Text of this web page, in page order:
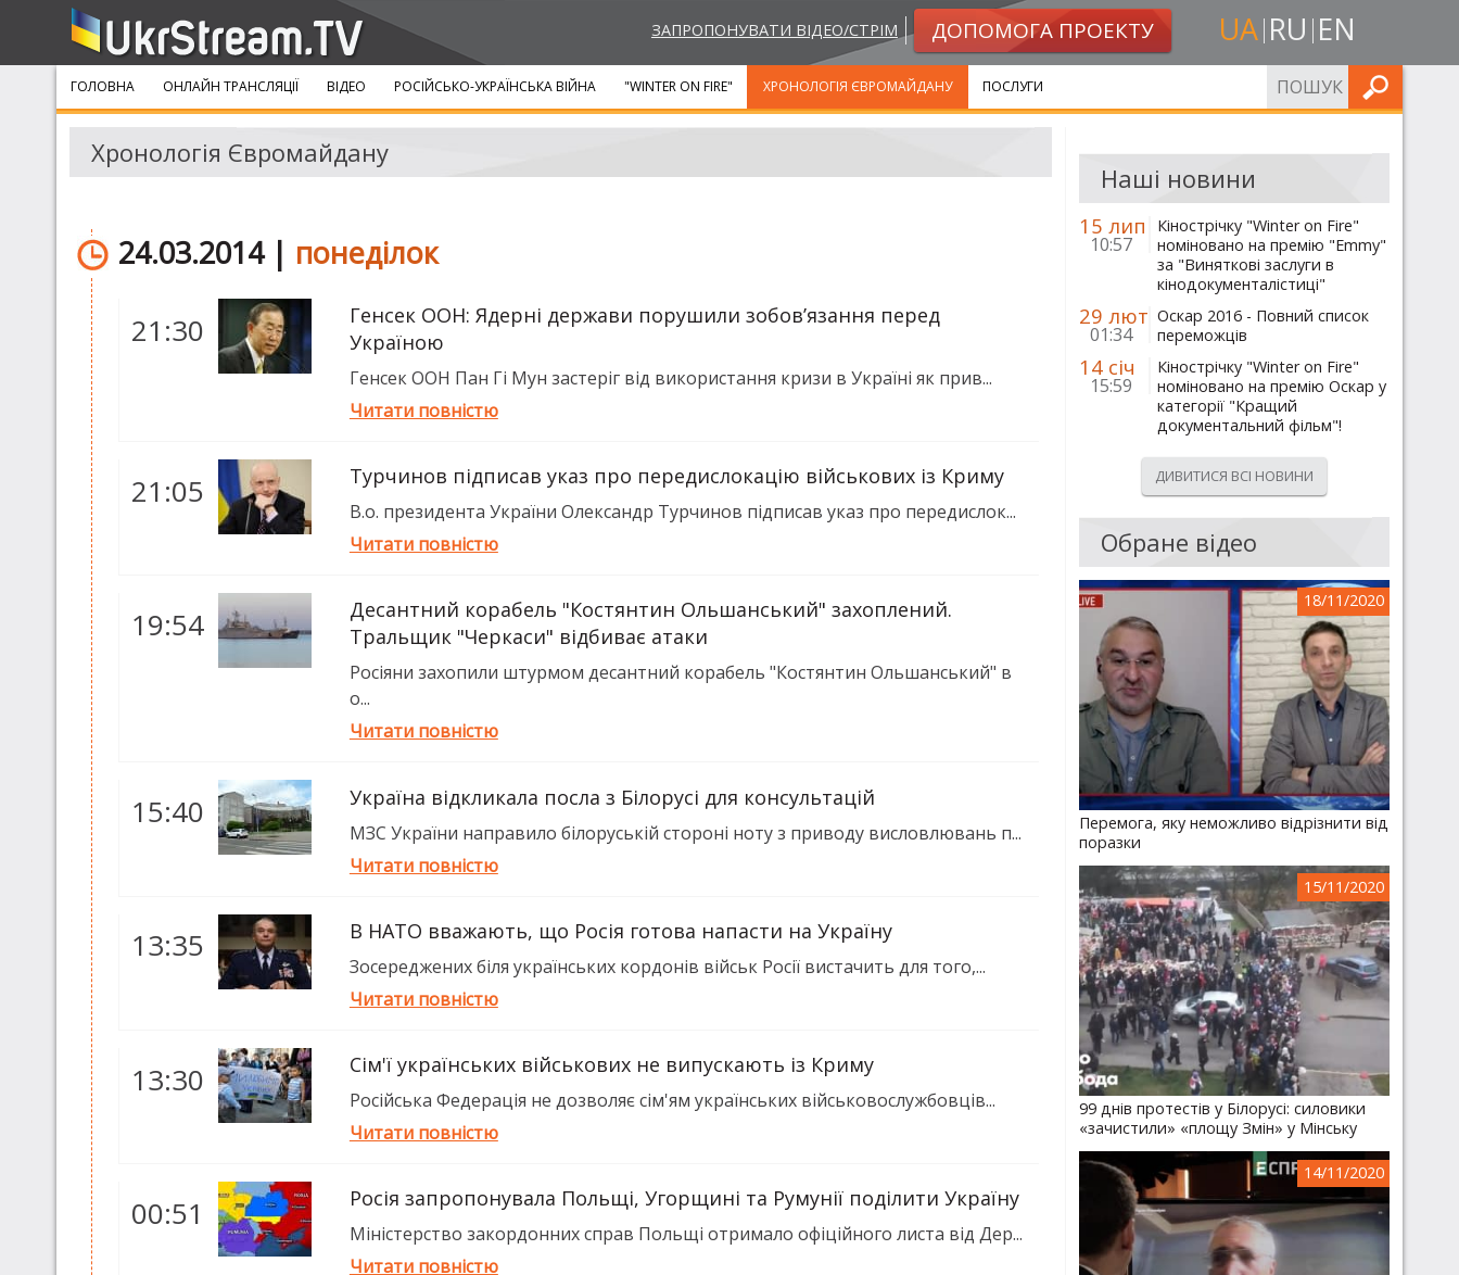
ЗАПРОПОНУВАТИ ВІДЕО/СТРІМ ДОПОМОГА ПРОЕКТУ UA RU EN
ГОЛОВНА ОНЛАЙН ТРАНСЛЯЦІЇ ВІДЕО РОСІЙСЬКО-УКРАЇНСЬКА ВІЙНА "WINTER ON FIRE" ХРОНОЛОГІЯ ЄВРОМАЙДАНУ ПОСЛУГИ ШУКАТИ
Хронологія Євромайдану
24.03.2014 | понеділок
21:30
Генсек ООН: Ядерні держави порушили зобов’язання перед
Україною
Генсек ООН Пан Гі Мун застеріг від використання кризи в Україні як прив...
Читати повністю
21:05 Турчинов підписав указ про передислокацію військових із Криму
В.о. президента України Олександр Турчинов підписав указ про передислок...
Читати повністю
19:54
Десантний корабель "Костянтин Ольшанський" захоплений.
Тральщик "Черкаси" відбиває атаки
Росіяни захопили штурмом десантний корабель "Костянтин Ольшанський" в
о...
Читати повністю
15:40 Україна відкликала посла з Білорусі для консультацій
МЗС України направило білоруській стороні ноту з приводу висловлювань п...
Читати повністю
13:35 В НАТО вважають, що Росія готова напасти на Україну
Зосереджених біля українських кордонів військ Росії вистачить для того,...
Читати повністю
13:30 Сім'ї українських військових не випускають із Криму
Російська Федерація не дозволяє сім'ям українських військовослужбовців...
Читати повністю
00:51 Росія запропонувала Польщі, Угорщині та Румунії поділити Україну
Міністерство закордонних справ Польщі отримало офіційного листа від Дер...
Читати повністю
Наші новини
15 лип
10:57
Кінострічку "Winter on Fire"
номіновано на премію "Emmy"
за "Виняткові заслуги в
кінодокументалістиці"
29 лют
01:34
Оскар 2016 - Повний список
переможців
14 січ
15:59
Кінострічку "Winter on Fire"
номіновано на премію Оскар у
категорії "Кращий
документальний фільм"!
ДИВИТИСЯ ВСІ НОВИНИ
Обране відео
18/11/2020
Перемога, яку неможливо відрізнити від
поразки
15/11/2020
99 днів протестів у Білорусі: силовики
«зачистили» «площу Змін» у Мінську
14/11/2020